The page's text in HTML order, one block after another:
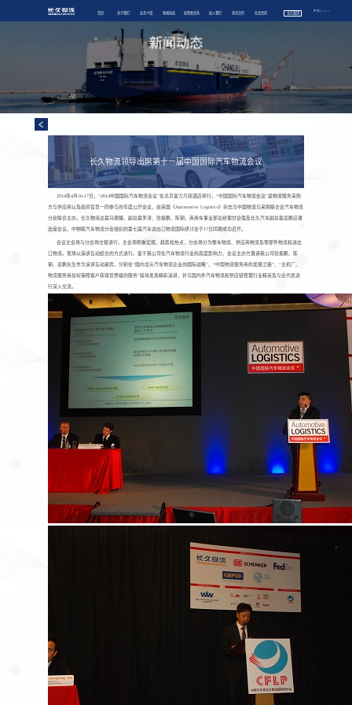
首页 关于我们 业务介绍 新闻动态 投资者关系 加入我们 商务合作 社会责任 长久集团
中文 English
长久物流领导出席第十一届中国国际汽车物流会议
2014年4月16-17日，“2014中国国际汽车物流会议”在北京富力万丽酒店举行，“中国国际汽车物流会议”是物流服务采购
方与供应商以及政府官员一同参与的年度公开会议，由英国《Automotive Logistics》杂志与中国物流与采购联合会汽车物流
分会联合主办。长久物流总裁马德骥、副总裁李涛、张振鹏、陈钢、商用车事业部总经理甘会强及长久汽车副总裁岳鹏应邀
出席会议。中物联汽车物流分会组织的第七届汽车进出口物流国际研讨会于17日同期成功召开。
会议主会场与分会场交替进行，主会场侧重宏观、趋势和热点，分会场分为整车物流、供应商物流及零部件物流和进出
口物流。现场以演讲互动结合的方式进行。鉴于我公司在汽车物流行业的高度影响力，会议主办方邀请我公司张振鹏、陈
钢、岳鹏先生作为演讲互动嘉宾，分别在“国内龙头汽车物流企业的国际战略”、“中国物流服务商的发展之路”、“主机厂、
物流服务商如何保障客户获得世界级的服务”版块发表精彩演讲，并与国内外汽车物流和供应链管理行业精英及与会代表进
行深入交流。